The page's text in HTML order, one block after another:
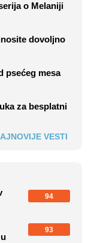
o Melaniji
dovoljno
psećeg mesa
za besplatni
VESTI
94
93